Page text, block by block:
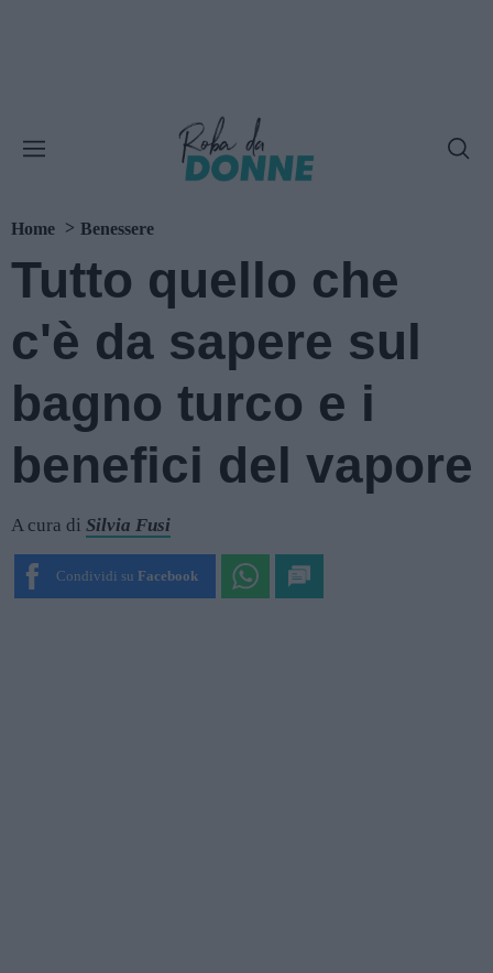
Home Benessere
Tutto quello che
c'è da sapere sul
bagno turco e i
benefici del vapore
A cura di Silvia Fusi
Condividi su Facebook